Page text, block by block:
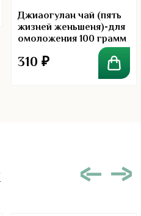
5.00
Джиаогулан чай (пять
жизней женьшеня)-для
омоложения 100 грамм
310 ₽